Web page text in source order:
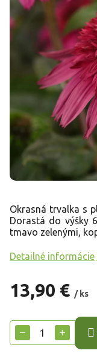
13,90 € / ks
cena:
+
−
Okrasná trvalka s
Dorastá do výšky
tmavo zelenými,
Detailné informácie